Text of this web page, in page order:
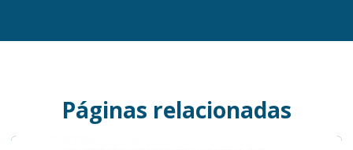
Páginas relacionadas